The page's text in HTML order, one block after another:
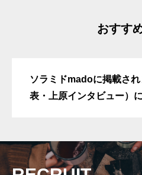
おすす
ソラミドmadoに掲載さ
表・上原インタビュー）